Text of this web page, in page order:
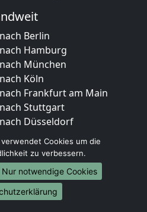
Berlin
Hamburg
München
Köln
Frankfurt am Main
Stuttgart
Düsseldorf
Leipzig
Dortmund
Essen
Bremen
Dresden
Cookies um die
zu verbessern.
Nur notwendige Cookies